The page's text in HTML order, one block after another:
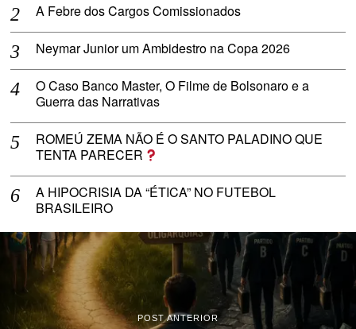
A Febre dos Cargos Comissionados
Neymar Junior um Ambidestro na Copa 2026
O Caso Banco Master, O Filme de Bolsonaro e a
Guerra das Narrativas
ROMEÚ ZEMA NÃO É O SANTO PALADINO QUE
TENTA PARECER
A HIPOCRISIA DA “ÉTICA” NO FUTEBOL
BRASILEIRO
POST ANTERIOR